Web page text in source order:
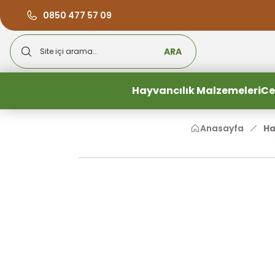
0850 477 57 09
ARA
Hayvancılık Malzemeleri
Anasayfa